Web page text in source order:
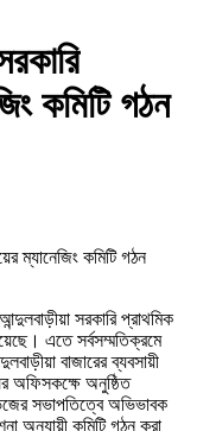
কমিটি গঠন
সরকারি প্রাথমিক
এতে সর্বসম্মতিক্রমে
বাজারের ব্যবসায়ী
অফিসকক্ষে অনুষ্ঠিত
সভাপতিত্বে অভিভাবক
অনুযায়ী কমিটি গঠন করা